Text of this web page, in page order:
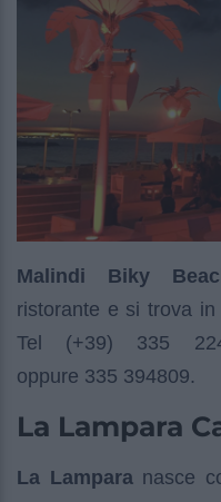
Malindi Biky
ristorante e si trova
Tel (+39) 335
oppure 335 394809.
La Lampara
La Lamparanasce